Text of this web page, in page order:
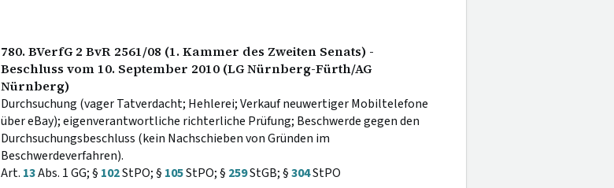
780. BVerfG 2 BvR 2561/08 (1. Kammer des Zweiten Senats) -
Beschluss vom 10. September 2010 (LG Nürnberg-Fürth/AG
Nürnberg)
Durchsuchung (vager Tatverdacht; Hehlerei; Verkauf neuwertiger Mobiltelefone
über eBay); eigenverantwortliche richterliche Prüfung; Beschwerde gegen den
Durchsuchungsbeschluss (kein Nachschieben von Gründen im
Beschwerdeverfahren).
Art. 13Abs. 1 GG; § 102StPO; § 105StPO; § 259StGB; §304StPO